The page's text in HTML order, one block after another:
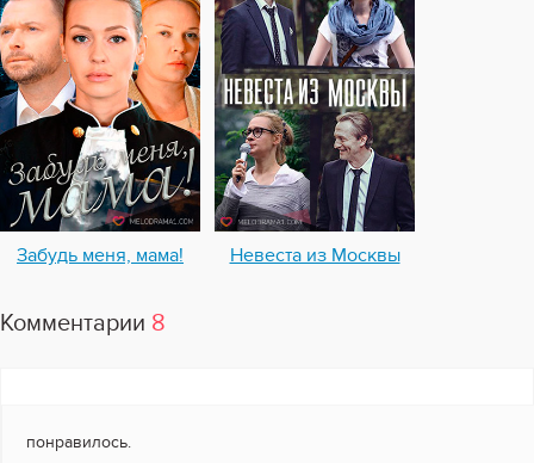
Забудь меня, мама! Невеста из Москвы
Комментарии 8
понравилось.